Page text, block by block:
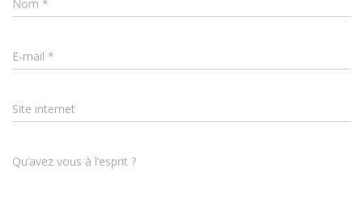
Nom *
E-mail *
Site internet
Qu’avez vous à l’esprit ?